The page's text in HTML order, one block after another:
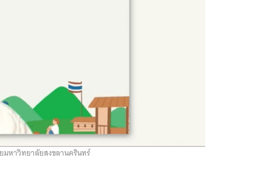
มหาวิทยาลัยสงขลานครินทร์